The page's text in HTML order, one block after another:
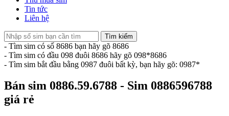
Tin tức
Liên hệ
Tìm kiếm
- Tìm sim có số 8686 bạn hãy gõ 8686
- Tìm sim có đầu 098 đuôi 8686 hãy gõ 098*8686
- Tìm sim bắt đầu bằng 0987 đuôi bất kỳ, bạn hãy gõ: 0987*
Bán sim 0886.59.6788 - Sim 0886596788
giá rẻ